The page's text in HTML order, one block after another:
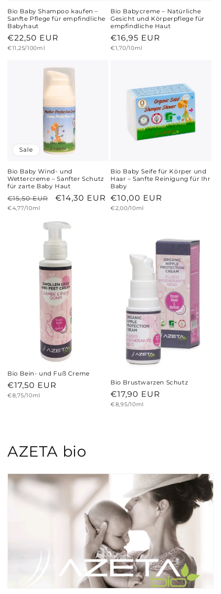
Bio Baby Shampoo kaufen –
Sanfte Pflege für empfindliche
Babyhaut
Normaler
Preis
€22,50 EUR
Grundpreis
€11,25/100ml
Bio Babycreme – Natürliche
Gesicht und Körperpflege für
empfindliche Haut
Normaler
Preis
€16,95 EUR
Grundpreis
€1,70/10ml
Sale
Bio Baby Wind- und
Wettercreme – Sanfter Schutz
für zarte Baby Haut
Normaler
Preis
€15,50 EUR Verkaufspreis
€14,30 EUR
Grundpreis
€4,77/10ml
Bio Baby Seife für Körper und
Haar – Sanfte Reinigung für Ihr
Baby
Normaler
Preis
€10,00 EUR
Grundpreis
€2,00/10ml
Bio Bein- und Fuß Creme
Normaler
Preis
€17,50 EUR
Grundpreis
€8,75/10ml
Bio Brustwarzen Schutz
Normaler
Preis
€17,90 EUR
Grundpreis
€8,95/10ml
K
a
t
AZETA bio